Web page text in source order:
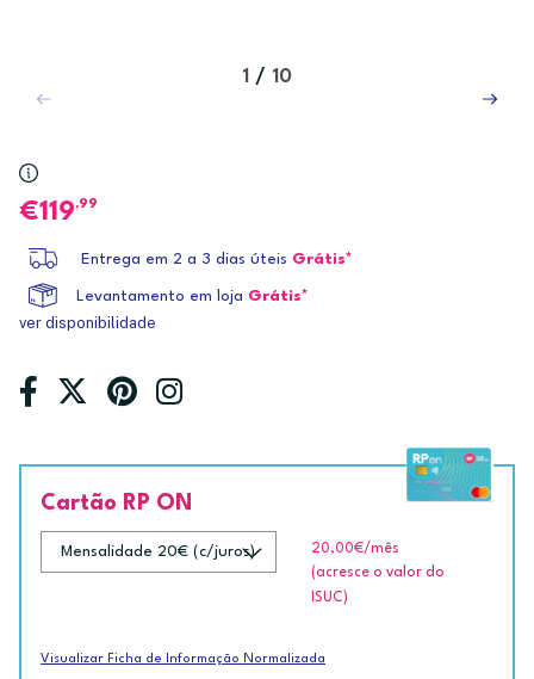
1 / 10
119,99
Entrega em 2 a 3 dias úteis Grátis*
Levantamento em loja Grátis*
ver disponibilidade
Cartão RP ON
20,00€/mês
(acresce o valor do
ISUC)
Visualizar Ficha de Informação Normalizada